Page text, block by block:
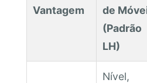
Vantagem
de
(Padrão
LH)
Nível,